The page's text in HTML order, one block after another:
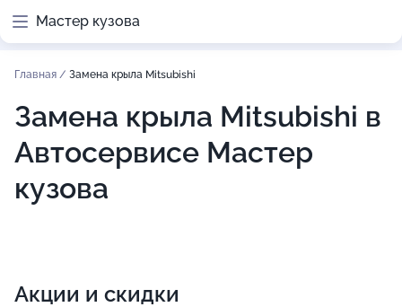
Мастер кузова
Главная / Замена крыла Mitsubishi
Замена крыла Mitsubishi в
Автосервисе Мастер
кузова
Акции и скидки